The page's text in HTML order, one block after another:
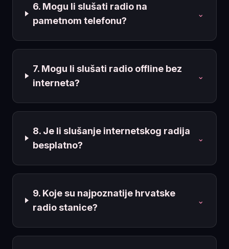
6. Mogu li slušati radio na
pametnom telefonu?
⌄
7. Mogu li slušati radio offline bez
interneta?
⌄
8. Je li slušanje internetskog radija
besplatno?
⌄
9. Koje su najpoznatije hrvatske
radio stanice?
⌄